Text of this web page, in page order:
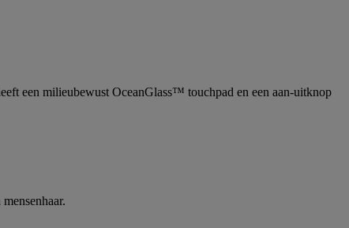
een milieubewust OceanGlass™ touchpad en een aan-uitknop